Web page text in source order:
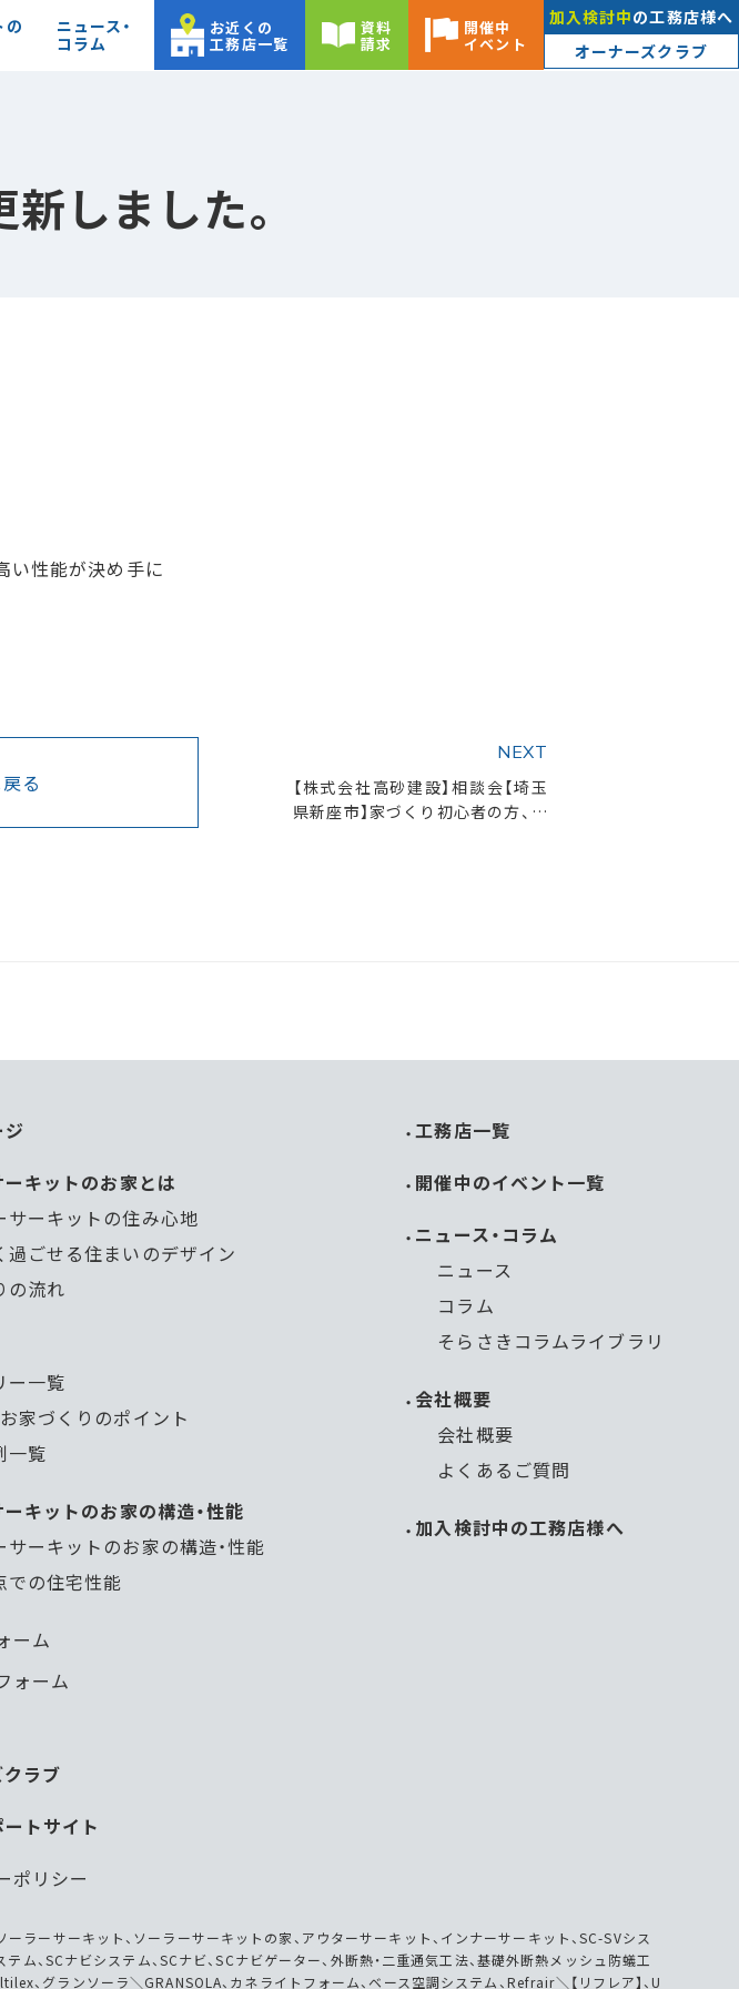
の
ニュース・
コラム
お近くの
工務店一覧
資料
請求
開催中
イベント
加入検討中の工務店様へ
オーナーズクラブ
しました。
い性能が決め手に
る
NEXT
【株式会社高砂建設】相談会【埼玉
県新座市】家づくり初心者の方、大
キットのお家とは
サーキットの住み心地
過ごせる住まいのデザイン
の流れ
ー一覧
家づくりのポイント
一覧
キットのお家の構造・性能
サーキットのお家の構造・性能
での住宅性能
工務店一覧
開催中のイベント一覧
ニュース・コラム
ニュース
コラム
そらさきコラムライブラリ
会社概要
会社概要
よくあるご質問
加入検討中の工務店様へ
ーム
ォーム
ラブ
トサイト
ポリシー
ーラーサーキット、ソーラーサーキットの家、アウターサーキット、インナーサーキット、SC-SVシス
テム、SCナビシステム、SCナビ、SCナビゲーター、外断熱・二重通気工法、基礎外断熱メッシュ防蟻工
、グランソーラ＼GRANSOLA、カネライトフォーム、ベース空調システム、Refrair＼【リフレア】、U